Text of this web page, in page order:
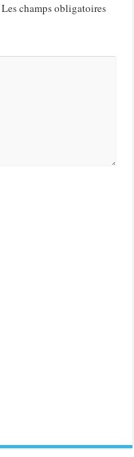
Les champs obligatoires